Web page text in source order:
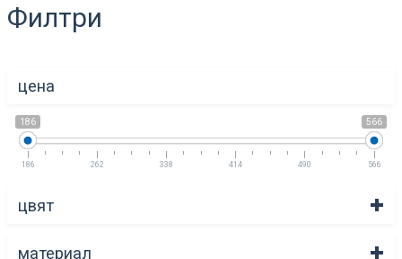
Филтри
цена
186 566
186 262 338 414 490 566
цвят
материал